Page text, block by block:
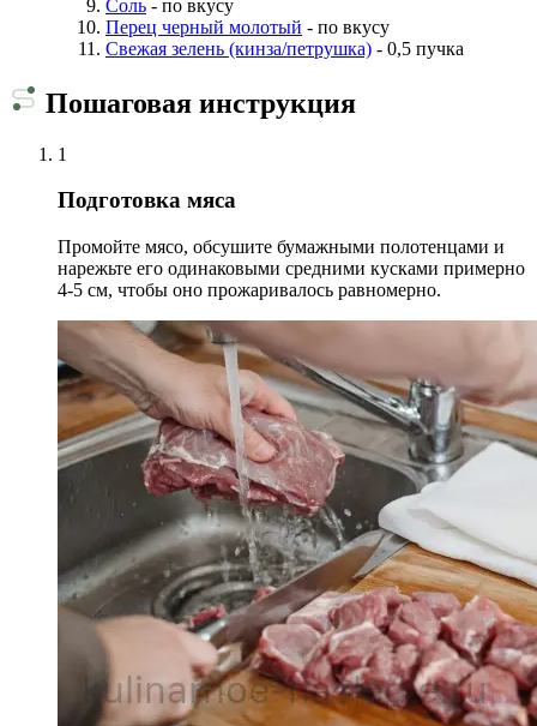
Соль - по вкусу
Перец черный молотый - по вкусу
Свежая зелень (кинза/петрушка) - 0,5 пучка
Пошаговая инструкция
1
Подготовка мяса
Промойте мясо, обсушите бумажными полотенцами и
нарежьте его одинаковыми средними кусками примерно
4-5 см, чтобы оно прожаривалось равномерно.